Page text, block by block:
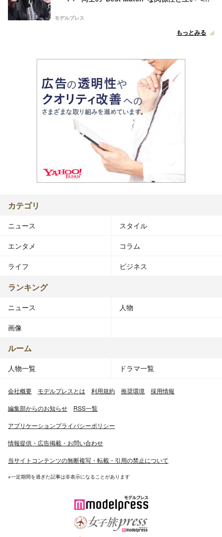
っている」
モデルプレス
もっとみる
カテゴリ
ニュース スタイル
エンタメ コラム
ライフ ビジネス
ランキング
ニュース 人物
画像
ルーム
人物一覧 ドラマ一覧
会社概要 モデルプレスとは 利用規約 推奨環境 採用情報
編集部からのお知らせ RSS一覧
アプリケーションプライバシーポリシー
情報提供・広告掲載・お問い合わせ
当サイトコンテンツの無断複写・転載・引用の禁止について
※一定期間を過ぎた記事は非表示になることがあります